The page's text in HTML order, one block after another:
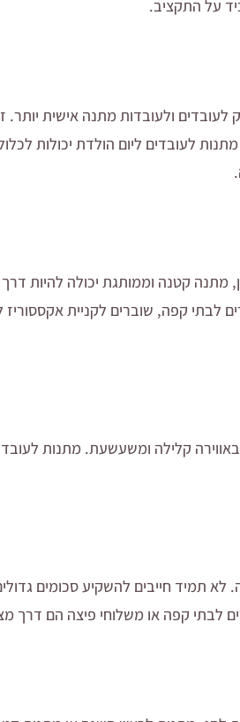
על התקציב.
ולעובדות מתנה אישית
לעובדים ליום הולדת יכולות
מתנה קטנה וממותגת יכולה להיות
לבתי קפה, שוברים לקניית
קלילה ומשעשעת. מתנות
לא תמיד חייבים להשקיע סכומים